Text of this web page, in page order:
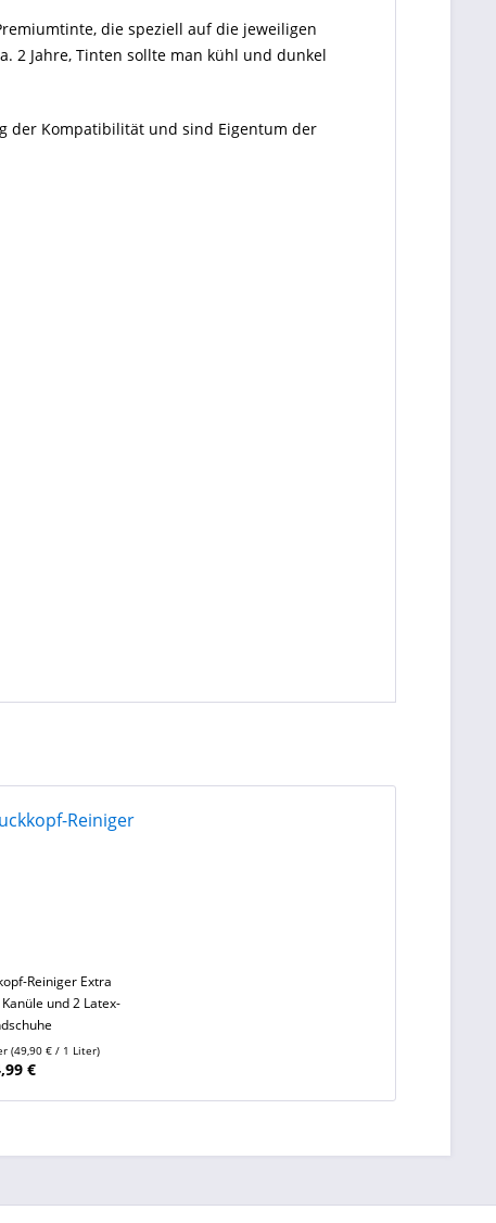
die speziell auf die jeweiligen
2 Jahre, Tinten sollte man kühl und dunkel
der Kompatibilität und sind Eigentum der
Reiniger Extra
und 2 Latex-
(49,90 € / 1 Liter)
€